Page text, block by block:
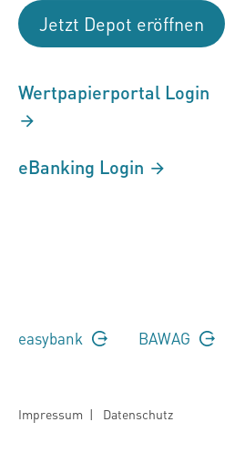
Jetzt Depot eröffnen
Wertpapierportal Login
eBanking Login
easybank BAWAG
Impressum | Datenschutz